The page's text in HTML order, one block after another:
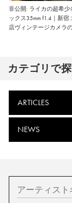
非公開: ライカの超希少
ックス35mm f1.4｜新宿
店ヴィンテージカメラ
カテゴリで
ARTICLES
NEWS